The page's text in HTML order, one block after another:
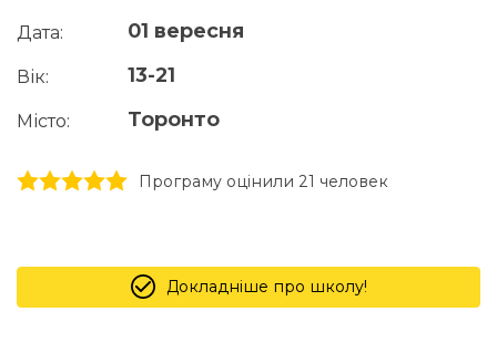
Дата: 01 вересня
Вік: 13-21
Місто: Торонто
5 stars
4 stars
3 stars
2 stars
1 stars Програму оцінили 21 человек
Докладніше про школу!